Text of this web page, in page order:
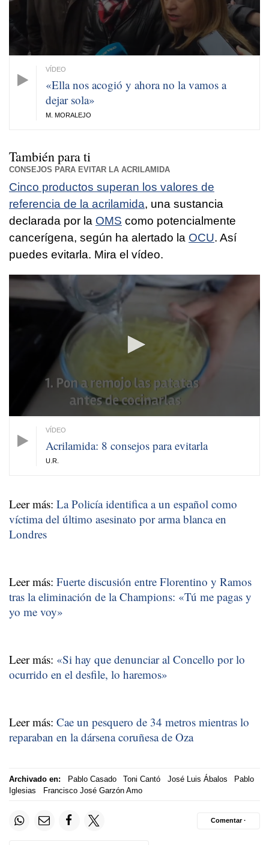
«Ella nos acogió y ahora no la vamos a
dejar sola»
M. MORALEJO
También para ti
CONSEJOS PARA EVITAR LA ACRILAMIDA
Cinco productos superan los valores de
referencia de la acrilamida, una sustancia
declarada por la OMS como potencialmente
cancerígena, según ha alertado la OCU. Así
puedes evitarla. Mira el vídeo.
0
of
Acrilamida: 8 consejos para evitarla
U.R.
Leer más: La Policía identifica a un español como
víctima del último asesinato por arma blanca en
Londres
Leer más: Fuerte discusión entre Florentino y Ramos
tras la eliminación de la Champions: «Tú me pagas y
yo me voy»
Leer más: «Si hay que denunciar al Concello por lo
ocurrido en el desfile, lo haremos»
Leer más: Cae un pesquero de 34 metros mientras lo
reparaban en la dársena coruñesa de Oza
Archivado en: Pablo Casado Toni Cantó José Luis Ábalos
Pablo
Iglesias
Francisco José Garzón Amo
Comentar ·